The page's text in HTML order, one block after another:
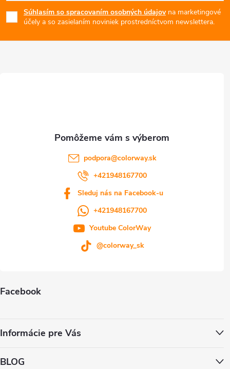
p
Súhlasím so spracovaním osobných údajovna marketingové
účely a so zasielaním noviniek prostredníctvom newslettera.
Facebook
Informácie pre Vás
BLOG
podpora@colorway.sk
+421948167700
Sleduj nás na Facebook-u
+421948167700
Youtube ColorWay
@colorway_sk